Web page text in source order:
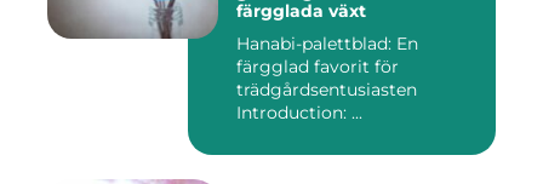
färgglada växt
Hanabi-palettblad: En
färgglad favorit för
trädgårdsentusiasten
Introduction: ...